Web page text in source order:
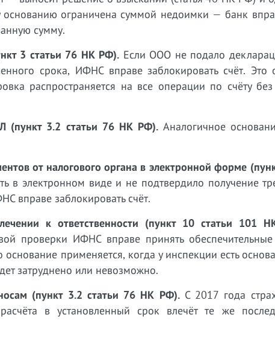
основанию ограничена суммой недоимки — банк
сумму.
3 статьи 76 НК РФ). Если ООО не подало
срока, ИФНС вправе заблокировать счёт. Это
распространяется на все операции по счёту
(пункт 3.2 статьи 76 НК РФ). Аналогичное
от налогового органа в электронной форме
в электронном виде и не подтвердило получение
вправе заблокировать счёт.
к ответственности (пункт 10 статьи 101
проверки ИФНС вправе принять
применяется, когда у инспекции есть
затруднено или невозможно.
(пункт 3.2 статьи 76 НК РФ).С 2017 года
в установленный срок влечёт те же